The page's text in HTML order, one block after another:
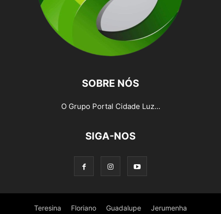
SOBRE NÓS
O Grupo Portal Cidade Luz...
SIGA-NOS
Teresina Floriano Guadalupe Jerumenha